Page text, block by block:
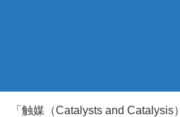
「触媒（Catalysts and